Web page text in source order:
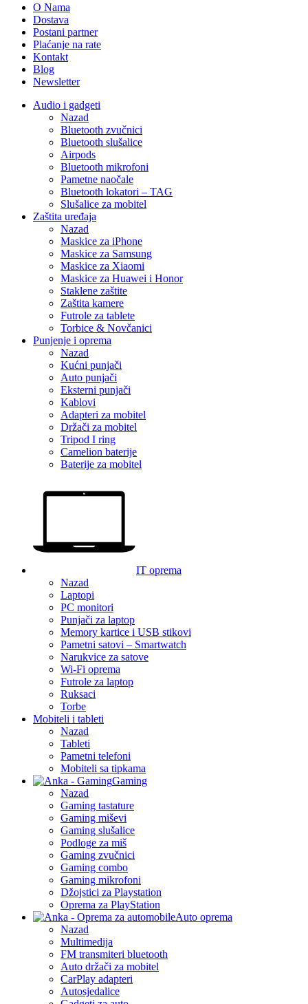
O Nama
Dostava
Postani partner
Plaćanje na rate
Kontakt
Blog
Newsletter
Audio i gadgeti
Nazad
Bluetooth zvučnici
Bluetooth slušalice
Airpods
Bluetooth mikrofoni
Pametne naočale
Bluetooth lokatori – TAG
Slušalice za mobitel
Zaštita uređaja
Nazad
Maskice za iPhone
Maskice za Samsung
Maskice za Xiaomi
Maskice za Huawei i Honor
Staklene zaštite
Zaštita kamere
Futrole za tablete
Torbice & Novčanici
Punjenje i oprema
Nazad
Kućni punjači
Auto punjači
Eksterni punjači
Kablovi
Adapteri za mobitel
Držači za mobitel
Tripod I ring
Camelion baterije
Baterije za mobitel
IT oprema
Nazad
Laptopi
PC monitori
Punjači za laptop
Memory kartice i USB stikovi
Pametni satovi – Smartwatch
Narukvice za satove
Wi-Fi oprema
Futrole za laptop
Ruksaci
Torbe
Mobiteli i tableti
Nazad
Tableti
Pametni telefoni
Mobiteli sa tipkama
Gaming
Nazad
Gaming tastature
Gaming miševi
Gaming slušalice
Podloge za miš
Gaming zvučnici
Gaming combo
Gaming mikrofoni
Džojstici za Playstation
Oprema za PlayStation
Auto oprema
Nazad
Multimedija
FM transmiteri bluetooth
Auto držači za mobitel
CarPlay adapteri
Autosjedalice